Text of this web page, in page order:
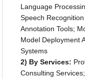
Language
Speech
Annotation Tools;
Model Deployment
Systems
2) By Services:
Consulting